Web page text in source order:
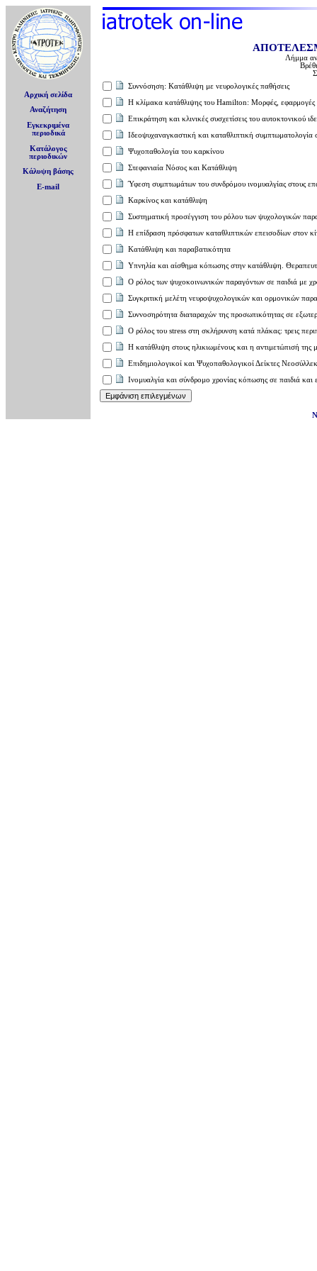
Αρχική σελίδα
Αναζήτηση
Εγκεκριμένα
περιοδικά
Κατάλογος
περιοδικών
Κάλυψη βάσης
E-mail
Λήμμα
Συννόσηση: Κατάθλιψη με νευρολογικές παθήσεις
H κλίμακα κατάθλιψης του Hamilton: Mορφές, εφαρμογές
Επικράτηση και κλινικές συσχετίσεις του αυτοκτονικού
Iδεοψυχαναγκαστική και καταθλιπτική συμπτωματολογία
Ψυχοπαθολογία του καρκίνου
Στεφανιαία Νόσος και Κατάθλιψη
Ύφεση συμπτωμάτων του συνδρόμου ινομυαλγίας στους
Καρκίνος και κατάθλιψη
Συστηματική προσέγγιση του ρόλου των ψυχολογικών
Η επίδραση πρόσφατων καταθλιπτικών επεισοδίων στον
Κατάθλιψη και παραβατικότητα
Yπνηλία και αίσθημα κόπωσης στην κατάθλιψη.
O ρόλος των ψυχοκοινωνικών παραγόντων σε παιδιά με
Συγκριτική μελέτη νευροψυχολογικών και ορμονικών
Συννοσηρότητα διαταραχών της προσωπικότητας σε
Ο ρόλος του stress στη σκλήρυνση κατά πλάκας: τρεις
H κατάθλιψη στους ηλικιωμένους και η αντιμετώπισή
Επιδημιολογικοί και Ψυχοπαθολογικοί Δείκτες
Iνομυαλγία και σύνδρομο χρoνίας κόπωσης σε παιδιά και